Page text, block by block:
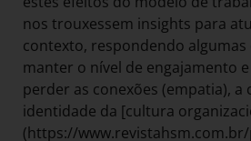
nos trouxessem insights para
contexto, respondendo
manter o nível de engajamento
perder as conexões (empatia), a
identidade da [cultura
(https://